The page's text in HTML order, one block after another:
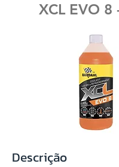
XCL EVO 8
Descrição